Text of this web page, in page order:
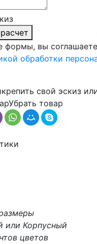
формы, вы
обработки
свой эскиз
Убрать товар
или Корпусный
цветов